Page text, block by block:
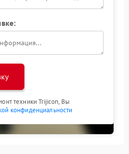
техники Trijicon, Вы
конфиденциальности